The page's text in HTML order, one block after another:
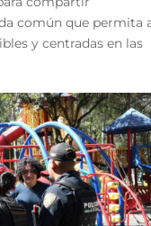
común que permita
y centradas en las